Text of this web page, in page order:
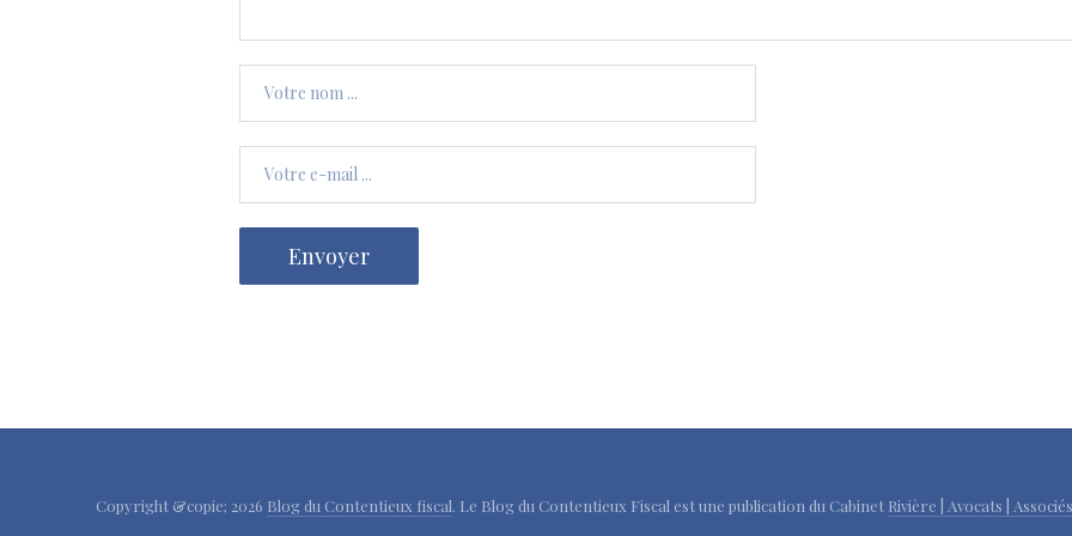
Copyright &copie; 2026 Blog du Contentieux fiscal. Le Blog du Contentieux Fiscal est une publication du Cabinet Rivière | Avocats | Associés